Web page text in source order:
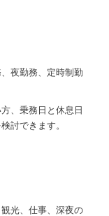
夜勤務、定時制勤
、乗務日と休息日
討できます。
光、仕事、深夜の